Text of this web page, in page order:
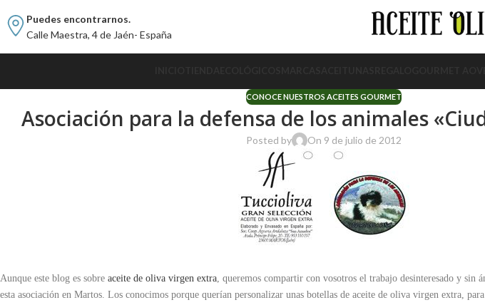
Puedes encontrarnos.
Calle Maestra, 4 de Jaén- España
CONOCE NUESTROS ACEITES GOURMET
Asociación para la defensa de los animales
Posted by On 9 de julio de 2012
Aunque este blog es sobre aceite de oliva virgen extra, queremos compartir con vosotros el trabajo desinteresado y sin
esta asociación en Martos. Los conocimos porque querían personalizar unas botellas de aceite de oliva virgen extra,